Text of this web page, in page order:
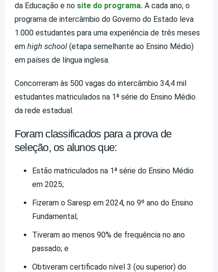
da Educação e no site do programa. A cada ano, o
programa de intercâmbio do Governo do Estado leva
1.000 estudantes para uma experiência de três meses
em high school (etapa semelhante ao Ensino Médio)
em países de língua inglesa.
Concorreram às 500 vagas do intercâmbio 34,4 mil
estudantes matriculados na 1ª série do Ensino Médio
da rede estadual.
Foram classificados para a prova de
seleção, os alunos que:
Estão matriculados na 1ª série do Ensino Médio
em 2025;
Fizeram o Saresp em 2024, no 9º ano do Ensino
Fundamental;
Tiveram ao menos 90% de frequência no ano
passado; e
Obtiveram certificado nível 3 (ou superior) do